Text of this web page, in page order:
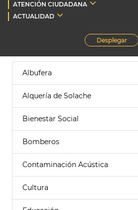
ATENCIÓN CIUDADANA
ACTUALIDAD
Desplegar
Albufera
Alquería de Solache
Bienestar Social
Bomberos
Contaminación Acústica
Cultura